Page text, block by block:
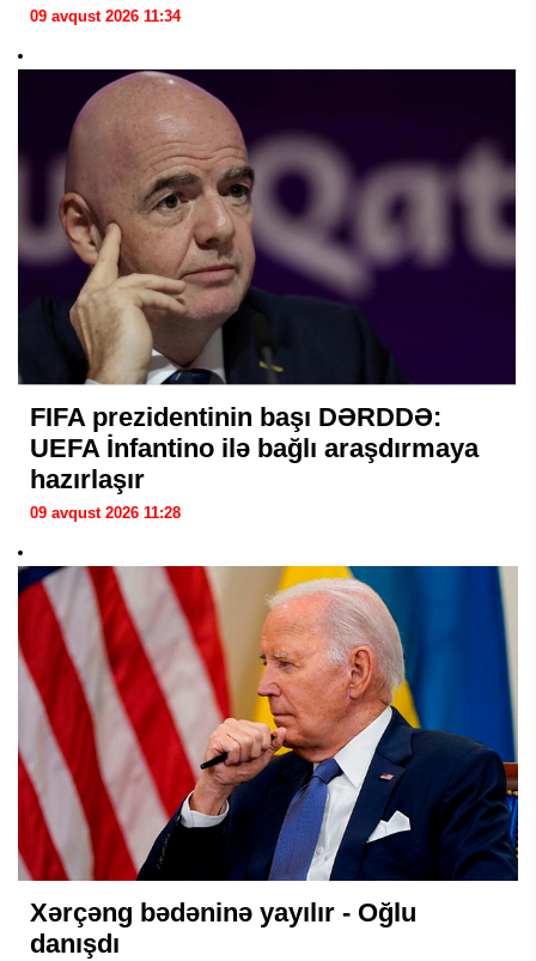
09 avqust 2026 11:34
FIFA prezidentinin başı DƏRDDƏ:
UEFA İnfantino ilə bağlı araşdırmaya
hazırlaşır
09 avqust 2026 11:28
Xərçəng bədəninə yayılır - Oğlu
danışdı